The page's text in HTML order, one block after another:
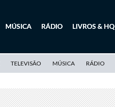
MÚSICA RÁDIO LIVROS & HQ
TELEVISÃO MÚSICA RÁDIO